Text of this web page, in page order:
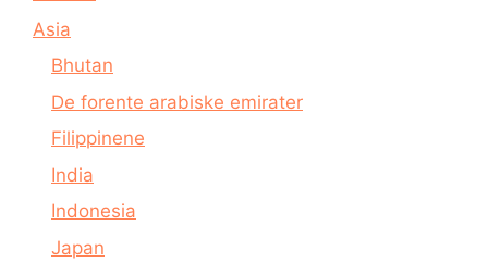
Asia
Bhutan
De forente arabiske emirater
Filippinene
India
Indonesia
Japan